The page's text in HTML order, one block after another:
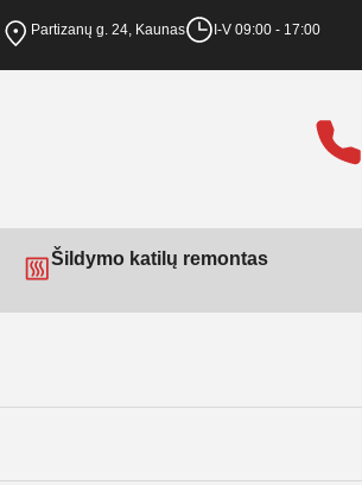
Partizanų g. 24, Kaunas I-V 09:00 - 17:00
Šildymo katilų remontas